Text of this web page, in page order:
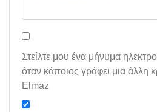
Στείλτε μου ένα μήνυμα
όταν κάποιος γράφει μια άλλη
Elmaz